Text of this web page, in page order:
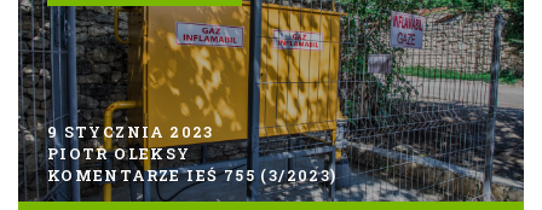
9 STYCZNIA 2023
PIOTR OLEKSY
KOMENTARZE IEŚ 755 (3/2023)